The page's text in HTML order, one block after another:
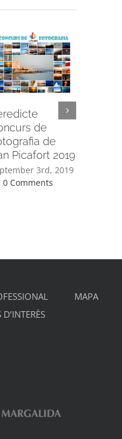
de
de
Picafort 2019
3rd, 2019
0 Comments
MAPA